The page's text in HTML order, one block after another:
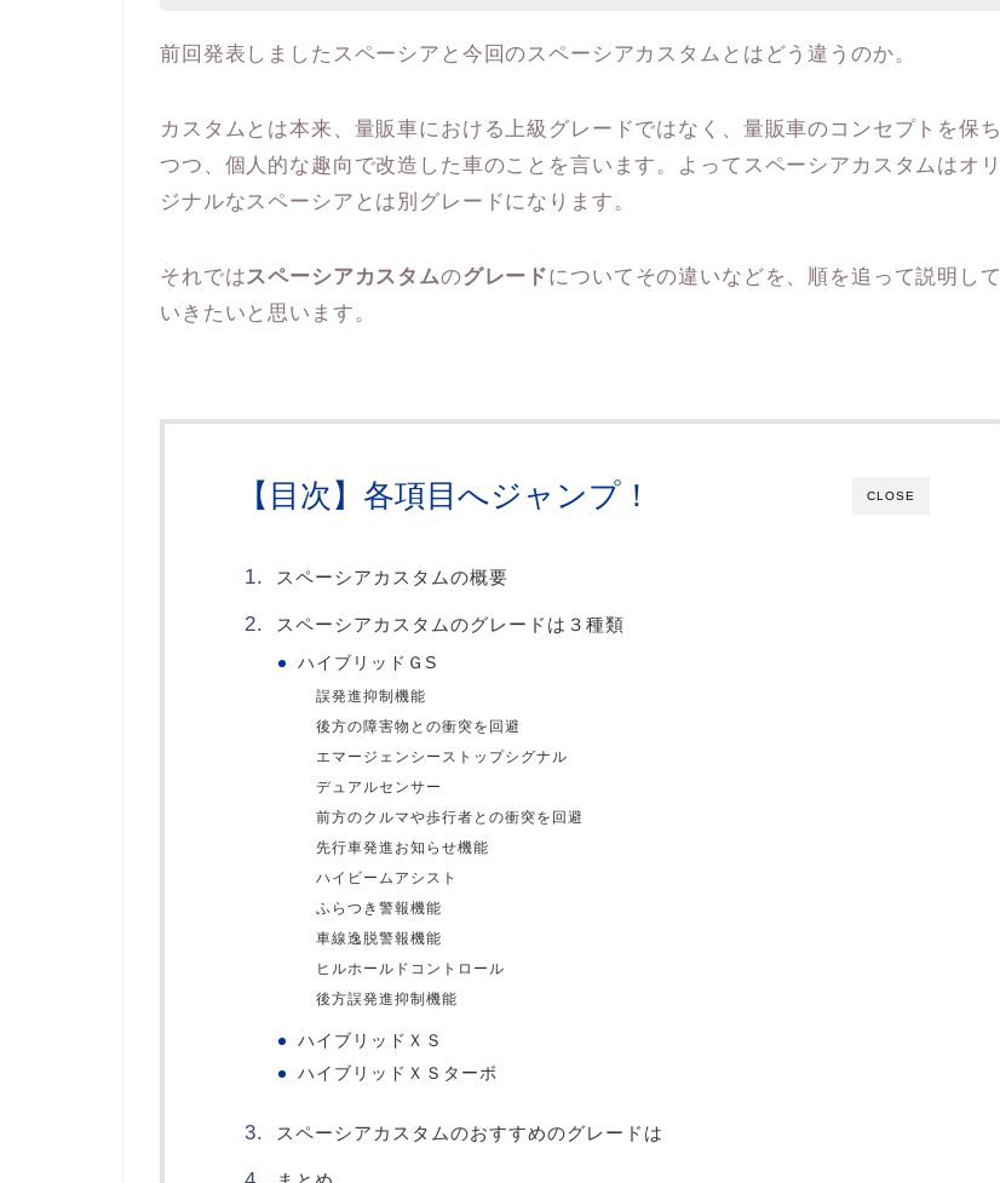
前回発表しましたスペーシアと今回のスペーシアカスタムとはどう違うのか。
カスタムとは本来、量販車における上級グレードではなく、量販車のコンセプトを保ち
つつ、個人的な趣向で改造した車のことを言います。よってスペーシアカスタムはオリ
ジナルなスペーシアとは別グレードになります。
それではスペーシアカスタムのグレードについてその違いなどを、順を追って説明して
いきたいと思います。
CLOSE
【目次】各項目へジャンプ！
スペーシアカスタムの概要
スペーシアカスタムのグレードは３種類
ハイブリッドＧS
誤発進抑制機能
後方の障害物との衝突を回避
エマージェンシーストップシグナル
デュアルセンサー
前方のクルマや歩行者との衝突を回避
先行車発進お知らせ機能
ハイビームアシスト
ふらつき警報機能
車線逸脱警報機能
ヒルホールドコントロール
後方誤発進抑制機能
ハイブリッドＸＳ
ハイブリッドＸＳターボ
スペーシアカスタムのおすすめのグレードは